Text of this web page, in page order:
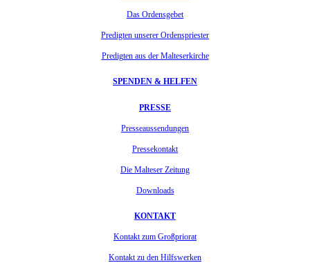
Das Ordensgebet
Predigten unserer Ordenspriester
Predigten aus der Malteserkirche
SPENDEN & HELFEN
PRESSE
Presseaussendungen
Pressekontakt
Die Malteser Zeitung
Downloads
KONTAKT
Kontakt zum Großpriorat
Kontakt zu den Hilfswerken